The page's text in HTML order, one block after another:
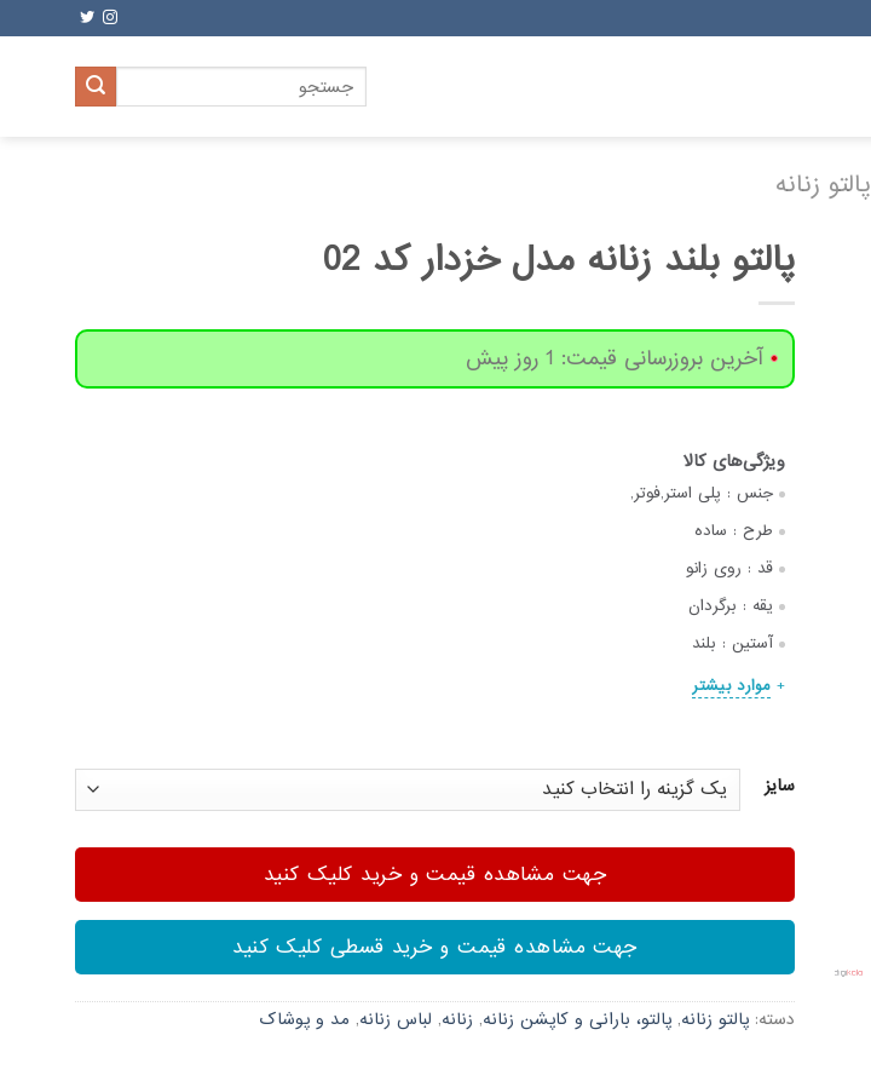
جستجو
برای:
پالتو زنانه
پالتو بلند زنانه مدل خزدار کد 02
آخرین بروزرسانی قیمت: 1 روز پیش
جنس : پلی استر,فوتر,
طرح : ساده
قد : روی زانو
یقه : برگردان
آستین : بلند
موارد بیشتر
سایز
جهت مشاهده قیمت و خرید کلیک کنید
جهت مشاهده قیمت و خرید قسطی کلیک کنید
دسته: پالتو زنانه, پالتو، بارانی و کاپشن زنانه, زنانه, لباس زنانه, مد و پوشاک